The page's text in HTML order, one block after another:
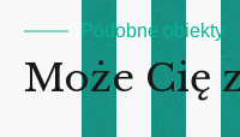
Podobne obiekty
Może Cię